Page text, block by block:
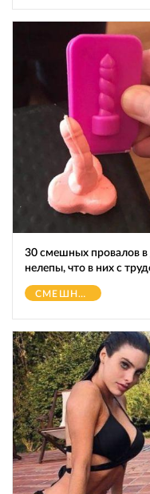
30 смешных провалов в
нелепы, что в них с
СМЕШНОЕ